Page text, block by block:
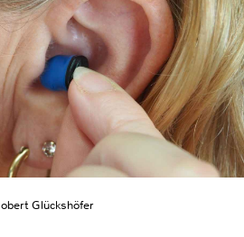
Glückshöfer